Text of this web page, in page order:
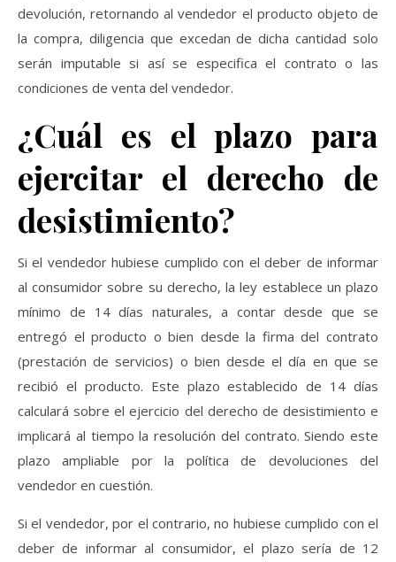
devolución, retornando al vendedor el producto objeto de
la compra, diligencia que excedan de dicha cantidad solo
serán imputable si así se especifica el contrato o las
condiciones de venta del vendedor.
¿Cuál es el plazo para
ejercitar el derecho de
desistimiento?
Si el vendedor hubiese cumplido con el deber de informar
al consumidor sobre su derecho, la ley establece un plazo
mínimo de 14 días naturales, a contar desde que se
entregó el producto o bien desde la firma del contrato
(prestación de servicios) o bien desde el día en que se
recibió el producto. Este plazo establecido de 14 días
calculará sobre el ejercicio del derecho de desistimiento e
implicará al tiempo la resolución del contrato. Siendo este
plazo ampliable por la política de devoluciones del
vendedor en cuestión.
Si el vendedor, por el contrario, no hubiese cumplido con el
deber de informar al consumidor, el plazo sería de 12